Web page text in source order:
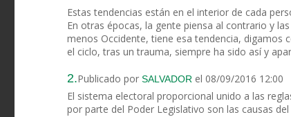
Estas tendencias están en el interior de cada
En otras épocas, la gente piensa al contrario y
menos Occidente, tiene esa tendencia, digamos
el ciclo, tras un trauma, siempre ha sido así y
2.Publicado por SALVADOR el 08/09/2016 12:00
El sistema electoral proporcional unido a las
por parte del Poder Legislativo son las causas